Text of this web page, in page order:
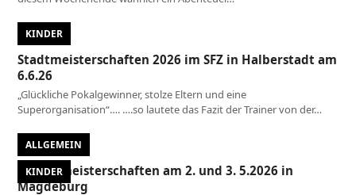
KINDER
Stadtmeisterschaften 2026 im SFZ in Halberstadt am
6.6.26
„Glückliche Pokalgewinner, stolze Eltern und eine
Superorganisation“…. ….so lautete das Fazit der Trainer von der…
ALLGEMEIN
KINDER
Landesmeisterschaften am 2. und 3. 5.2026 in
Magdeburg